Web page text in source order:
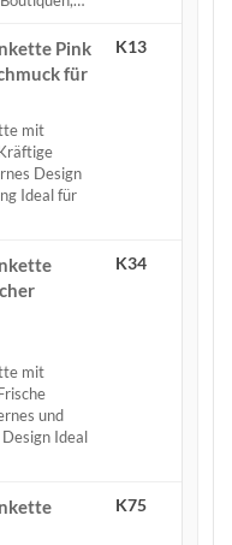
Pink
für
mit
Design
Ideal für
K13
mit
und
Ideal
K34
K75